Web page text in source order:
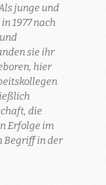
junge und
1977 nach
sie ihr
hier
die
Erfolge im
Begriff in der